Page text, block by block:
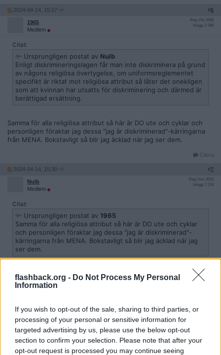
flashback.org - Do Not Process My Personal
Information
If you wish to opt-out of the sale, sharing to third parties, or
processing of your personal or sensitive information for
targeted advertising by us, please use the below opt-out
section to confirm your selection. Please note that after your
opt-out request is processed you may continue seeing
2024-04-14, 15:27 #6
1965
Medlem
Reg: Okt 2008
Inlägg: 2 399
Citat:
Ursprungligen postat av Nulb
Enligt diskrimineringslagen får man inte diskriminera på grund
av någons religiösa övertygelse, om uniformsreglementet
specifikt är riktat mot religiösa attribut så låter det onekligen
som att kvinnan har utsatts för diskriminering och därmed är
berättigad ersättning.
Samma för alla religiösa attribut så här är DO ute och cyklar och
personligen föraktar jag dessa "jag är diskriminerad"-kärringarna
från MENA. Bokstavligt så blir jag äcklad när jag ser dem.
Citera
2024-04-14, 15:30 #7
Nulb
Medlem
Reg: Nov 2010
Inlägg: 7 214
Citat:
Ursprungligen postat av 1965
Samma för alla religiösa attribut så här är DO ute och cyklar
och personligen föraktar jag dessa "jag är diskriminerad"-
kärringarna från MENA. Bokstavligt så blir jag äcklad när jag
ser dem.
Huruvida det är samma för alla religiösa attribut saknar betydelse
för bedömningen. I detta fall har kvinnan diskriminerats till följd av
sin religion jämfört med en person inte är troende. Huruvida
ingen som helst roll.
2024-04-14, 15:31
Herr.Dittling